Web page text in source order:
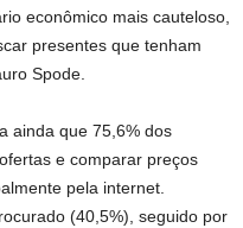
econômico mais cauteloso,
presentes que tenham
Spode.
ainda que 75,6% dos
e comparar preços
pela internet.
(40,5%), seguido por